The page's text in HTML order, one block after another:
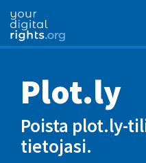
Plot.ly
Poista plot.ly-
tietojasi.